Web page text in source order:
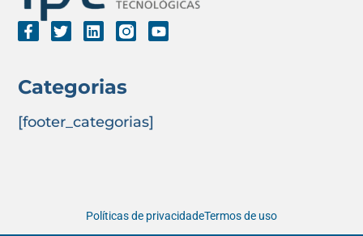
Categorias
[footer_categorias]
Políticas de privacidadeTermos de uso